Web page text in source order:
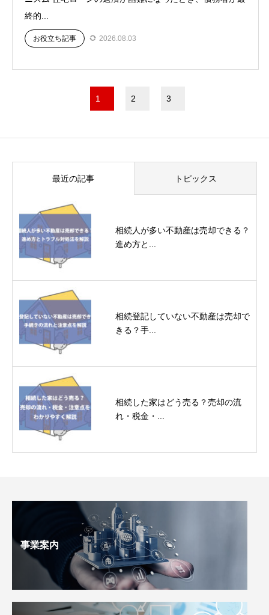
終的...
お役立ち記事 2026.08.03
1 2 3
最近の記事 トピックス
相続人が多い不動産は売却できる？
進め方と...
相続登記していない不動産は売却で
きる？手...
相続した家はどう売る？売却の流
れ・税金・...
事業案内